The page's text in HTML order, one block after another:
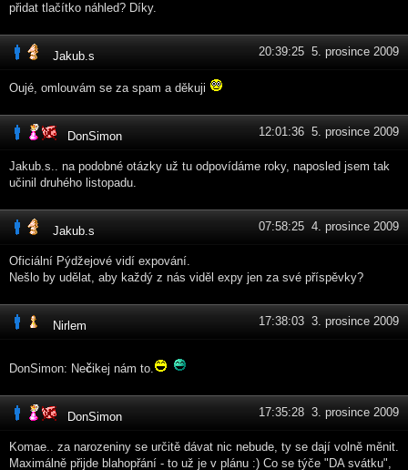
přidat tlačítko náhled? Díky.
Jakub.s 20:39:25 5. prosince 2009
Oujé, omlouvám se za spam a děkuji
DonSimon 12:01:36 5. prosince 2009
Jakub.s.. na podobné otázky už tu odpovídáme roky, naposled jsem tak
učinil druhého listopadu.
Jakub.s 07:58:25 4. prosince 2009
Oficiální Pýdžejové vidí expování.
Nešlo by udělat, aby každý z nás viděl expy jen za své příspěvky?
Nirlem 17:38:03 3. prosince 2009
DonSimon: Nečikej nám to.
DonSimon 17:35:28 3. prosince 2009
Komae.. za narozeniny se určitě dávat nic nebude, ty se dají volně měnit.
Maximálně přijde blahopřání - to už je v plánu :) Co se týče "DA svátku",